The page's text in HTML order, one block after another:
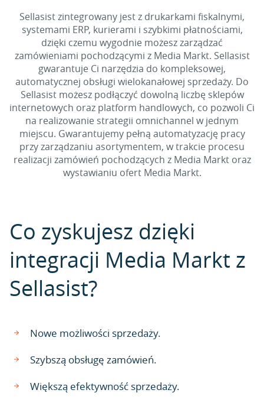
Sellasist zintegrowany jest z drukarkami fiskalnymi,
systemami ERP, kurierami i szybkimi płatnościami,
dzięki czemu wygodnie możesz zarządzać
zamówieniami pochodzącymi z Media Markt. Sellasist
gwarantuje Ci narzędzia do kompleksowej,
automatycznej obsługi wielokanałowej sprzedaży. Do
Sellasist możesz podłączyć dowolną liczbę sklepów
internetowych oraz platform handlowych, co pozwoli Ci
na realizowanie strategii omnichannel w jednym
miejscu. Gwarantujemy pełną automatyzację pracy
przy zarządzaniu asortymentem, w trakcie procesu
realizacji zamówień pochodzących z Media Markt oraz
wystawianiu ofert Media Markt.
Co zyskujesz dzięki
integracji Media Markt z
Sellasist?
Nowe możliwości sprzedaży.
Szybszą obsługę zamówień.
Większą efektywność sprzedaży.